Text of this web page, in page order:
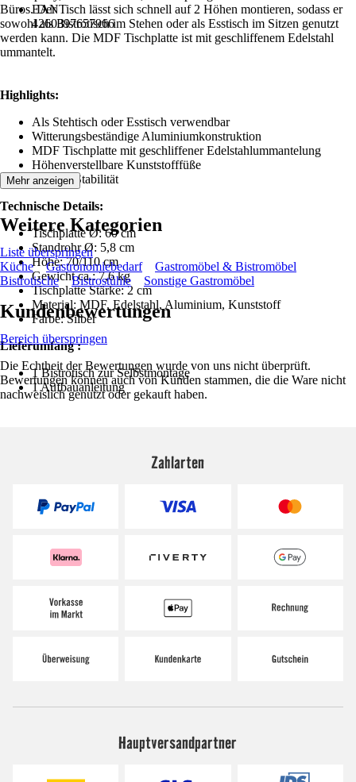
EAN
4260397657966
Büros. Der Tisch lässt sich schnell auf 2 Höhen montieren, sodass er
sowohl als Bistrotisch im Stehen oder als Esstisch im Sitzen genutzt
werden kann. Die MDF Tischplatte ist mit geschliffenem Edelstahl
ummantelt.
Highlights:
Als Stehtisch oder Esstisch verwendbar
Witterungsbeständige Aluminiumkonstruktion
MDF Tischplatte mit geschliffener Edelstahlummantelung
Höhenverstellbare Kunststofffüße
Enorme Stabilität
Technische Details:
Tischplatte Ø: 60 cm
Standrohr Ø: 5,8 cm
Höhe: 70/110 cm
Gewicht ca.: 7,6 kg
Tischplatte Stärke: 2 cm
Material: MDF, Edelstahl, Aluminium, Kunststoff
Farbe: Silber
Lieferumfang :
1 Bistrotisch zur Selbstmontage
1 Aufbauanleitung
Mehr anzeigen
Weitere Kategorien
Liste überspringen
Küche
Gastronomiebedarf
Gastromöbel & Bistromöbel
Bistrotische
Bistrostühle Sonstige Gastromöbel
Kundenbewertungen
Bereich überspringen
Die Echtheit der Bewertungen wurde von uns nicht überprüft.
Bewertungen können auch von Kunden stammen, die die Ware nicht
nachweislich genutzt oder gekauft haben.
Zahlarten
Hauptversandpartner